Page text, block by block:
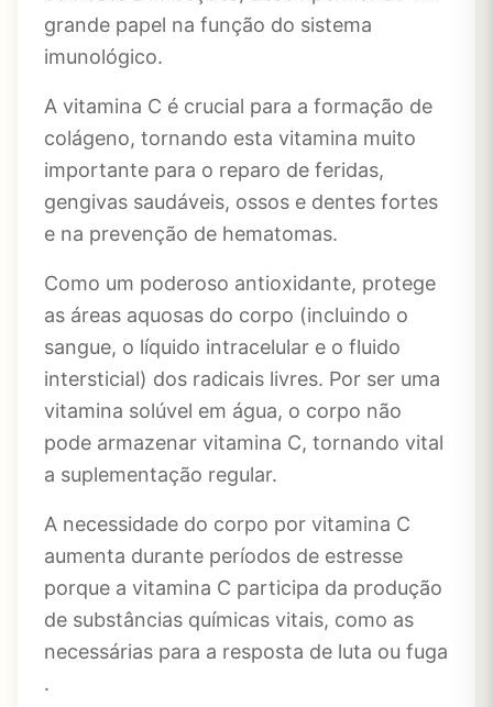
grande papel na função do sistema
imunológico.
A vitamina C é crucial para a formação de
colágeno, tornando esta vitamina muito
importante para o reparo de feridas,
gengivas saudáveis, ossos e dentes fortes
e na prevenção de hematomas.
Como um poderoso antioxidante, protege
as áreas aquosas do corpo (incluindo o
sangue, o líquido intracelular e o fluido
intersticial) dos radicais livres. Por ser uma
vitamina solúvel em água, o corpo não
pode armazenar vitamina C, tornando vital
a suplementação regular.
A necessidade do corpo por vitamina C
aumenta durante períodos de estresse
porque a vitamina C participa da produção
de substâncias químicas vitais, como as
necessárias para a resposta de luta ou fuga
.